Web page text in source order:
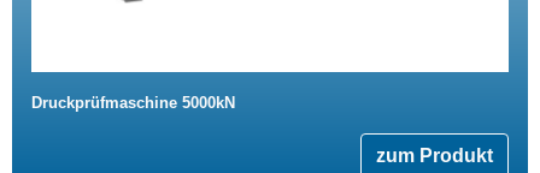
Druckprüfmaschine 5000kN
zum Produkt